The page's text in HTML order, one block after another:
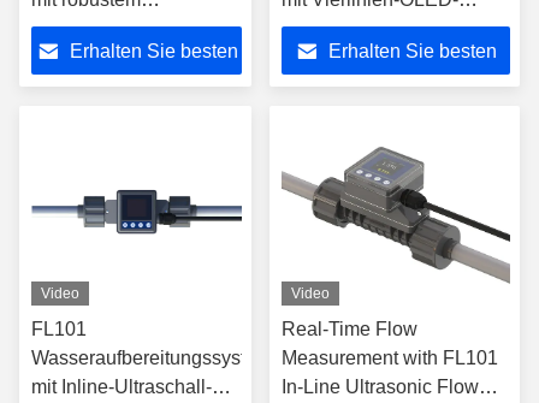
Metallgehäuse-
Ultraschall-
Durchflussmesser für
Erhalten Sie besten
Display und
fortgeschrittenem
Messchip für eine präzise
Flüssigkeitsflusses
Erhalten Sie besten
Video
FL101
Wasseraufbereitungssystem
mit Inline-Ultraschall-
Video
Real-Time Flow
Measurement with FL101
In-Line Ultrasonic Flow